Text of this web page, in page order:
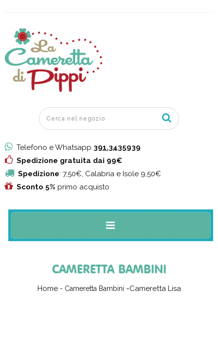
Telefono e Whatsapp 391.3435939
Spedizione gratuita dai 99€
Spedizione: 7,50€, Calabria e Isole 9,50€
Sconto 5% primo acquisto
CAMERETTA BAMBINI
Home - Cameretta Bambini Cameretta Lisa